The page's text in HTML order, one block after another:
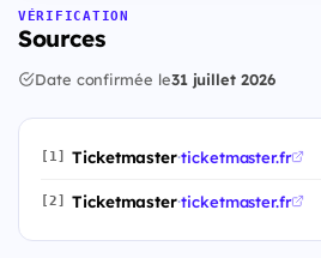
VÉRIFICATION
Sources
Date confirmée le31 juillet 2026
[1] Ticketmaster·ticketmaster.fr
[2] Ticketmaster·ticketmaster.fr